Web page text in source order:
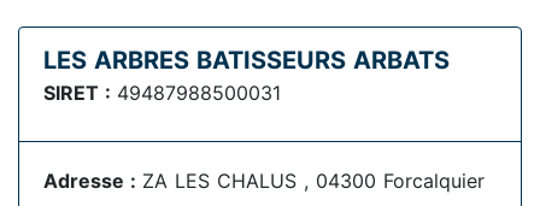
LES ARBRES BATISSEURS ARBATS
SIRET : 49487988500031
Adresse : ZA LES CHALUS , 04300 Forcalquier